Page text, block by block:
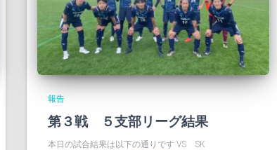
報告
第３戦 ５支部リーグ結果
本日の試合結果は以下の通りです VS SK